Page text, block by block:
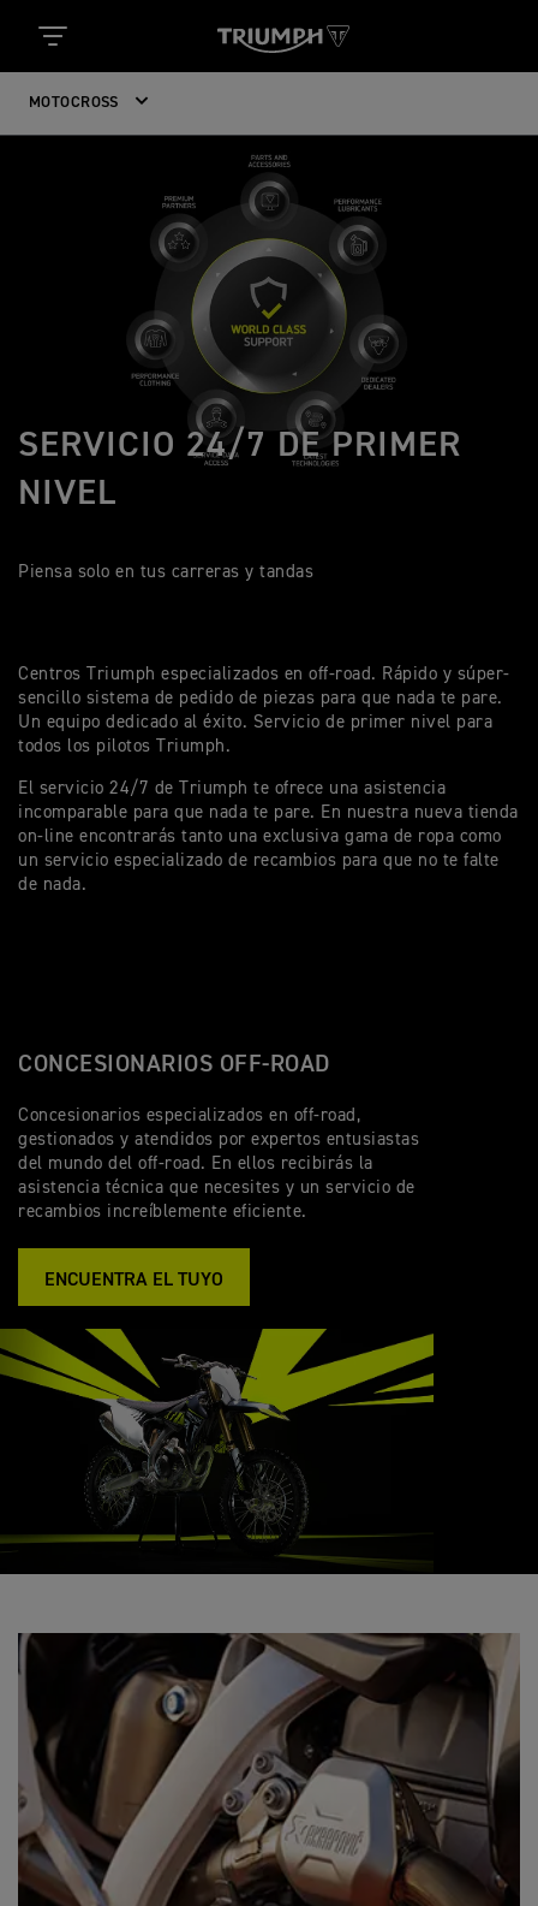
MOTOCROSS
SERVICIO 24/7 DE PRIMER
NIVEL
Piensa solo en tus carreras y tandas
Centros Triumph especializados en off-road. Rápido y súper-
sencillo sistema de pedido de piezas para que nada te pare.
Un equipo dedicado al éxito. Servicio de primer nivel para
todos los pilotos Triumph.
El servicio 24/7 de Triumph te ofrece una asistencia
incomparable para que nada te pare. En nuestra nueva tienda
on-line encontrarás tanto una exclusiva gama de ropa como
un servicio especializado de recambios para que no te falte
de nada.
CONCESIONARIOS OFF-ROAD
Concesionarios especializados en off-road,
gestionados y atendidos por expertos entusiastas
del mundo del off-road. En ellos recibirás la
asistencia técnica que necesites y un servicio de
recambios increíblemente eficiente.
ENCUENTRA EL TUYO